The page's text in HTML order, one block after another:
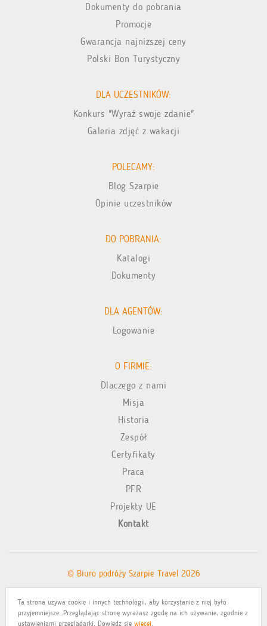
Ta strona używa cookie i innych technologii, aby korzystanie z niej było
przyjemniejsze. Przeglądając stronę wyrażasz zgodę na ich używanie, zgodnie z
ustawieniami przeglądarki. Dowiedz się więcej.
Dokumenty do pobrania
Promocje
Gwarancja najniższej ceny
Polski Bon Turystyczny
DLA UCZESTNIKÓW:
Konkurs "Wyraź swoje zdanie"
Galeria zdjęć z wakacji
POLECAMY:
Blog Szarpie
Opinie uczestników
DO POBRANIA:
Katalogi
Dokumenty
DLA AGENTÓW:
Logowanie
O FIRMIE:
Dlaczego z nami
Misja
Historia
Zespół
Certyfikaty
Praca
PFR
Projekty UE
Kontakt
© Biuro podróży Szarpie Travel 2026
Polityka prywatności